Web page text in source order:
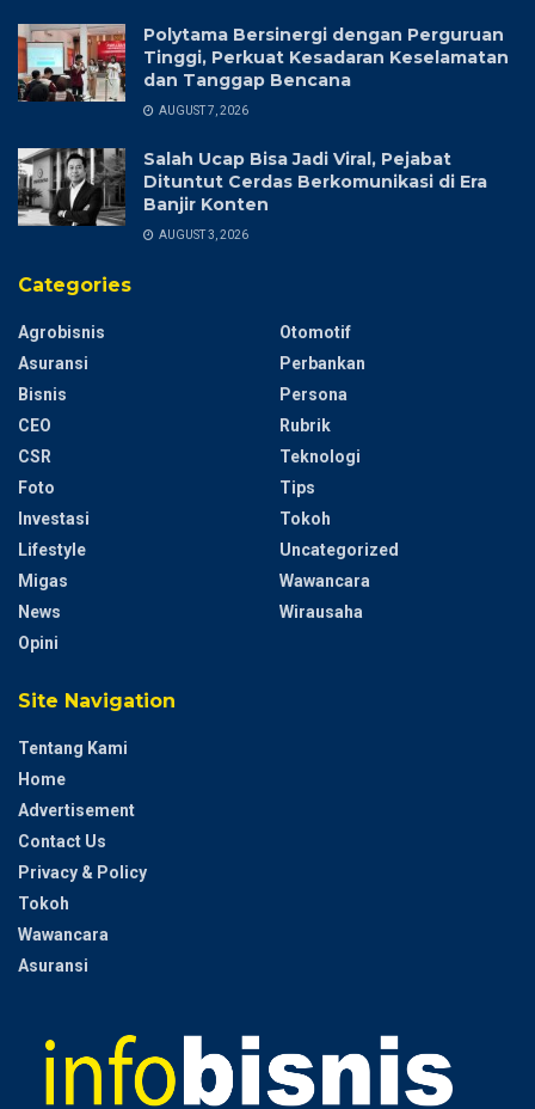
Polytama Bersinergi dengan Perguruan
Tinggi, Perkuat Kesadaran Keselamatan
dan Tanggap Bencana
AUGUST 7, 2026
Salah Ucap Bisa Jadi Viral, Pejabat
Dituntut Cerdas Berkomunikasi di Era
Banjir Konten
AUGUST 3, 2026
Categories
Agrobisnis
Asuransi
Bisnis
CEO
CSR
Foto
Investasi
Lifestyle
Migas
News
Opini
Otomotif
Perbankan
Persona
Rubrik
Teknologi
Tips
Tokoh
Uncategorized
Wawancara
Wirausaha
Site Navigation
Tentang Kami
Home
Advertisement
Contact Us
Privacy & Policy
Tokoh
Wawancara
Asuransi